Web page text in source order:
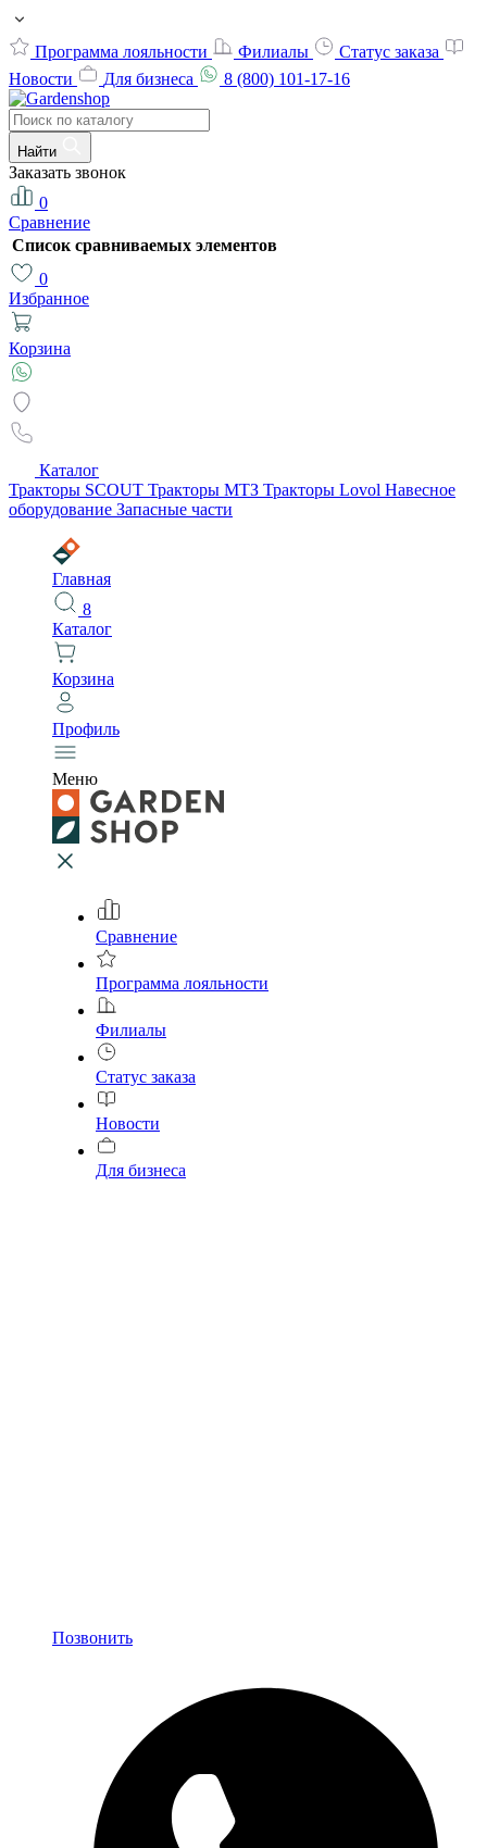
Программа лояльности Филиалы
Статус заказа
Новости
Для бизнеса 8 (800) 101-17-16
Найти
Заказать звонок
0
Сравнение
Список сравниваемых элементов
0
Избранное
Корзина
Каталог
Тракторы SCOUT Тракторы МТЗ Тракторы Lovol Навесное
оборудование Запасные части
Главная
8
Каталог
Корзина
Профиль
Меню
Сравнение
Программа лояльности
Филиалы
Статус заказа
Новости
Для бизнеса
Позвонить